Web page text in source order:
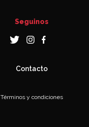
Seguinos
Contacto
Términos y condiciones